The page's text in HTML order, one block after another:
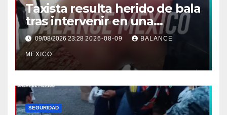
Taxista resulta herido de bala
tras intervenir en una
discusión en Puerto Madero
09/08/2026 23:28 2026-08-09 BALANCE
MEXICO
SEGURIDAD